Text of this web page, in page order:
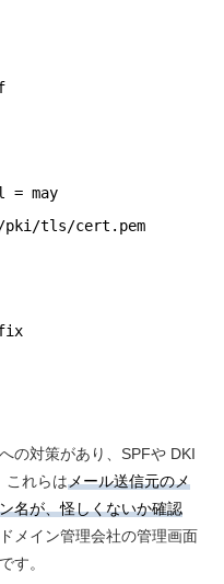
= may
pki/tls/cert.pem
の対策があり、SPFや DKI
これらはメール送信元のメ
名が、怪しくないか確認
メイン管理会社の管理画面
す。